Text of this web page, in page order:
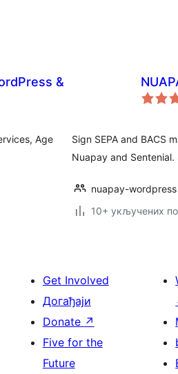
&
Age
Sign SEPA and BACS
Nuapay and
nuapay-wordpress
10+ укључених
Get Involved
Догађаји
Donate ↗
Five for the
Future